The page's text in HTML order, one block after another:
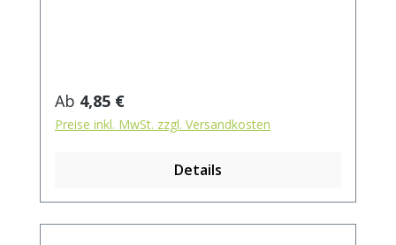
Ananasstücke (Ananas, Zucker)(10%),
Ingwerstücke, natürliches Aroma (enthält
Milch), Kokoschips (Kokosnuss, Zucker)
Rosenblütenblätter Zubereitung: ca. 12g
Tee mit 1 l. Wasser auf 90° abgekühlt,
Regulärer Preis:
Ab 4,85 €
Preise inkl. MwSt. zzgl. Versandkosten
Details